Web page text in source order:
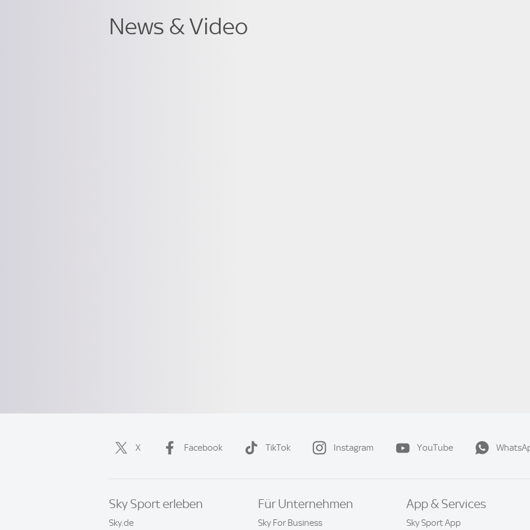
News & Video
X Facebook TikTok Instagram YouTube
Sky Sport erleben
Sky.de
Für Unternehmen
Sky For Business
App & Services
Sky Sport App